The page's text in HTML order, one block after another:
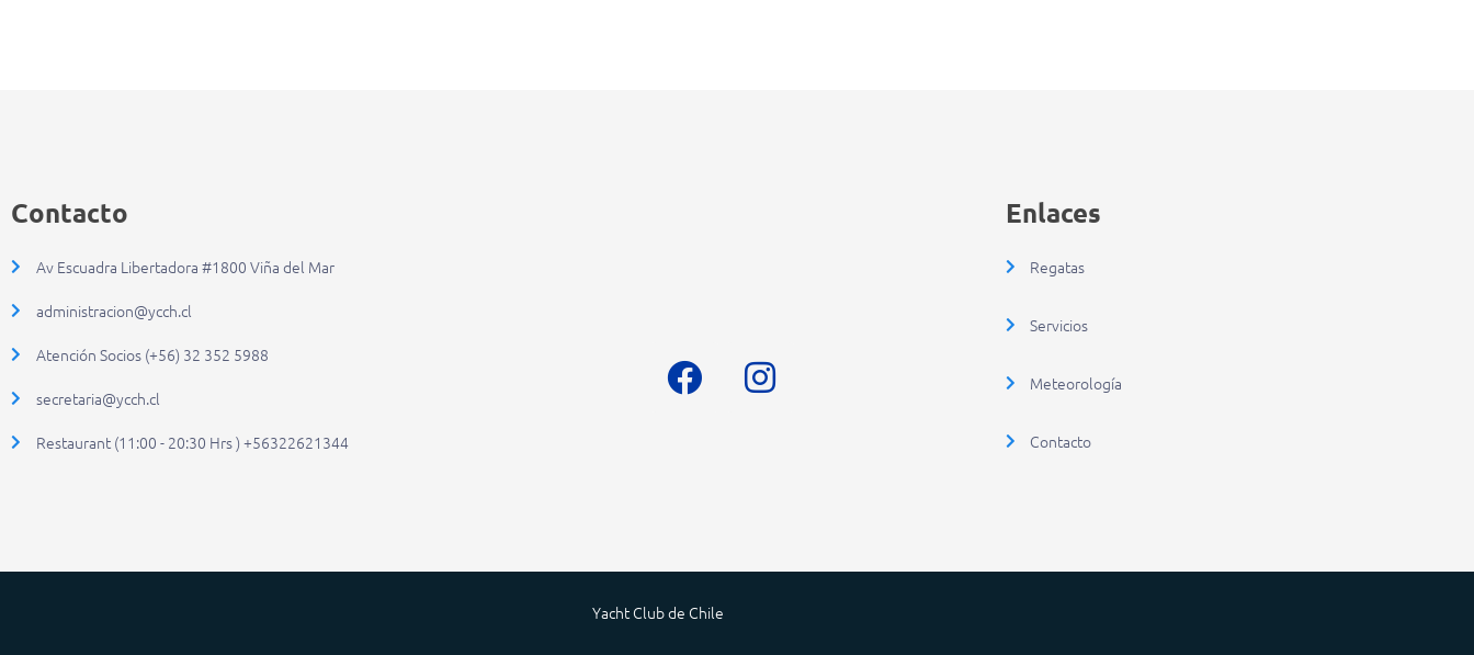
Contacto
Av Escuadra Libertadora #1800 Viña del Mar
administracion@ycch.cl
Atención Socios (+56) 32 352 5988
secretaria@ycch.cl
Restaurant (11:00 - 20:30 Hrs ) +56322621344
Enlaces
Regatas
Servicios
Meteorología
Contacto
Yacht Club de Chile